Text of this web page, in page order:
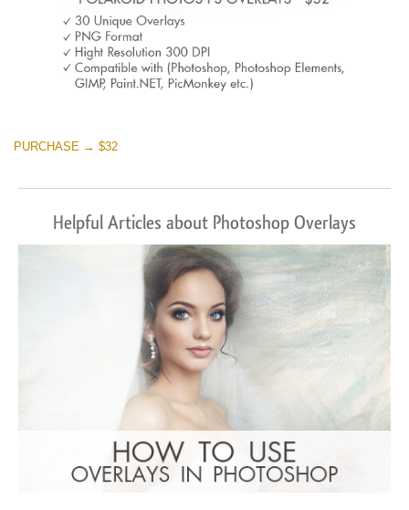
PURCHASE → $32
Helpful Articles about Photoshop Overlays